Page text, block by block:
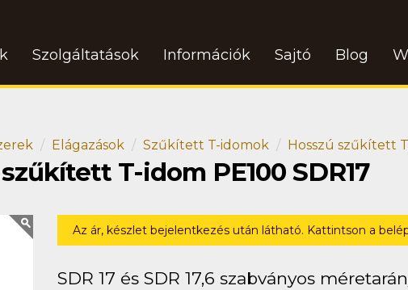
Szolgáltatások Információk Sajtó Blog
Elágazások Szűkített T-idomok Hosszú szűkített
T-idom PE100 SDR17
Az ár, készlet bejelentkezés után látható. Kattintson a
SDR 17 és SDR 17,6 szabványos